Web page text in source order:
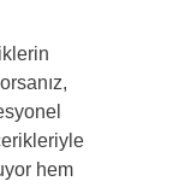
hem